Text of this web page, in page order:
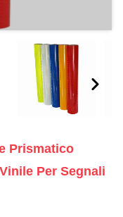
Prismatico
Per Segnali